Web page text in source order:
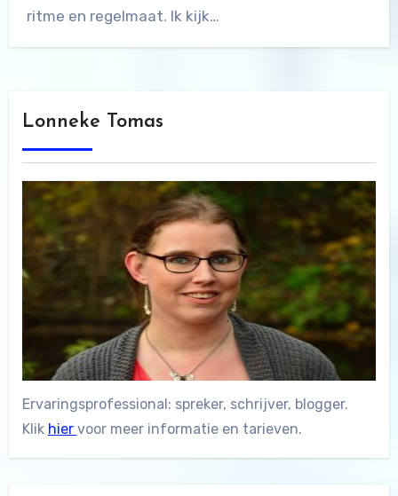
ritme en regelmaat. Ik kijk…
Lonneke Tomas
Ervaringsprofessional: spreker, schrijver, blogger.
Klik hier voor meer informatie en tarieven.